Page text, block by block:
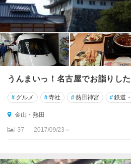
うんまいっ！名古屋でお詣りし
# グルメ #寺社 #熱田神宮 #鉄道
金山・熱田
37 2017/09/23～